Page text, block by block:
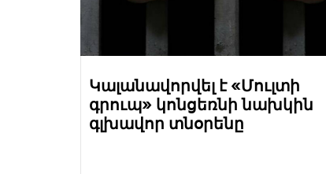
Կալանավորվել է «Մուլտի
գրուպ» կոնցեռնի նախկին
գլխավոր տնօրենը